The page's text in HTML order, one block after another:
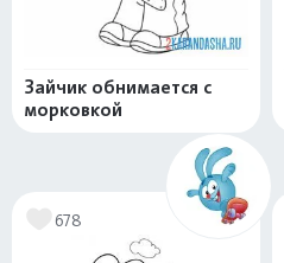
Зайчик обнимается с
морковкой
678